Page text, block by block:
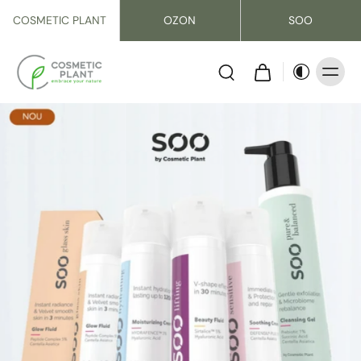
COSMETIC PLANT OZON SOO